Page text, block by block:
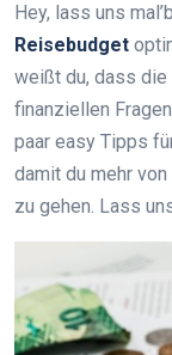
Hey, lass uns
Reisebudget
weißt du, dass die
finanziellen
paar easy Tipps
damit du mehr
zu gehen. Lass